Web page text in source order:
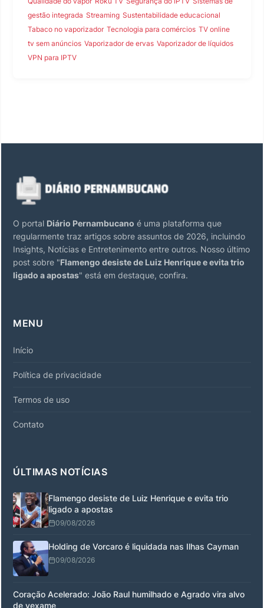
gestão integrada Streaming Sustentabilidade educacional
Tabaco no vaporizador Tecnologia para comércios TV online
tv sem anúncios Vaporizador de ervas Vaporizador de líquidos
VPN para IPTV
O portal Diário Pernambucano é uma plataforma que
regularmente traz artigos sobre assuntos de 2026, incluindo
Insights, Notícias e Entretenimento entre outros. Nosso último
post sobre "Flamengo desiste de Luiz Henrique e evita trio
ligado a apostas" está em destaque, confira.
MENU
Início
Política de privacidade
Termos de uso
Contato
ÚLTIMAS NOTÍCIAS
Flamengo desiste de Luiz Henrique e evita trio
ligado a apostas
09/08/2026
Holding de Vorcaro é liquidada nas Ilhas Cayman
09/08/2026
Coração Acelerado: João Raul humilhado e Agrado vira alvo
de vexame